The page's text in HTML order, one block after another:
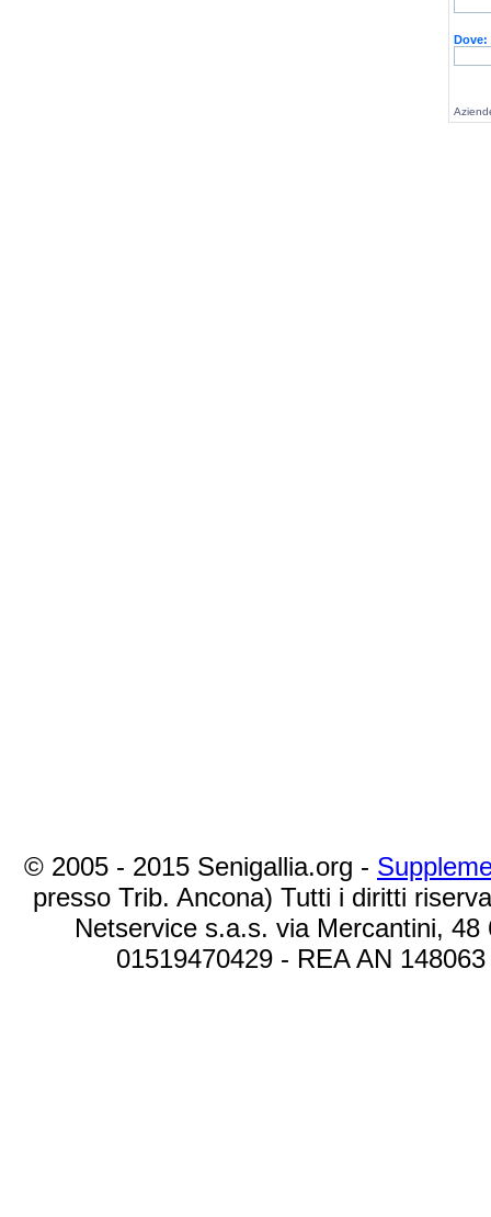
Dove:
© 2005 - 2015 Senigallia.org -
presso Trib. Ancona) Tutti i diritti
Netservice s.a.s. via Mercantini,
01519470429 - REA AN